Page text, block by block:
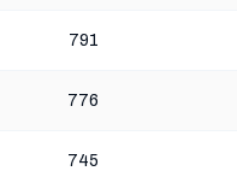
791
776
745